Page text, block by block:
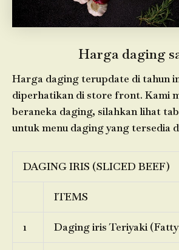
Harga daging
Harga daging terupdate di tahun
diperhatikan di store front. Kami
beraneka daging, silahkan lihat
untuk menu daging yang tersedia
DAGING IRIS (SLICED BEEF)
ITEMS
1 Daging iris Teriyaki